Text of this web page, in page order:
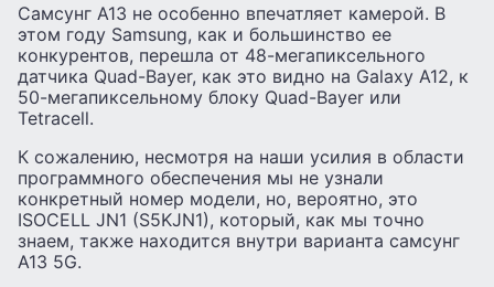
Самсунг А13 не особенно впечатляет камерой. В
этом году Samsung, как и большинство ее
конкурентов, перешла от 48-мегапиксельного
датчика Quad-Bayer, как это видно на Galaxy A12, к
50-мегапиксельному блоку Quad-Bayer или
Tetracell.
К сожалению, несмотря на наши усилия в области
программного обеспечения мы не узнали
конкретный номер модели, но, вероятно, это
ISOCELL JN1 (S5KJN1), который, как мы точно
знаем, также находится внутри варианта самсунг
А13 5G.